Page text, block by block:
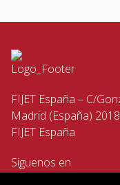
FIJET España – C/
Madrid (España)
FIJET España
Siguenos en